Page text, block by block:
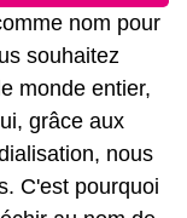
nom pour
souhaitez
monde entier,
grâce aux
nous
C'est pourquoi